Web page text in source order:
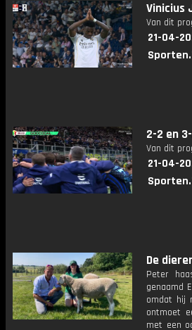
Vinicius
Van dit
21-04-
2-2 en
Van dit
21-04-
De
Peter
genaamd
omdat hij
ontmoet
met een